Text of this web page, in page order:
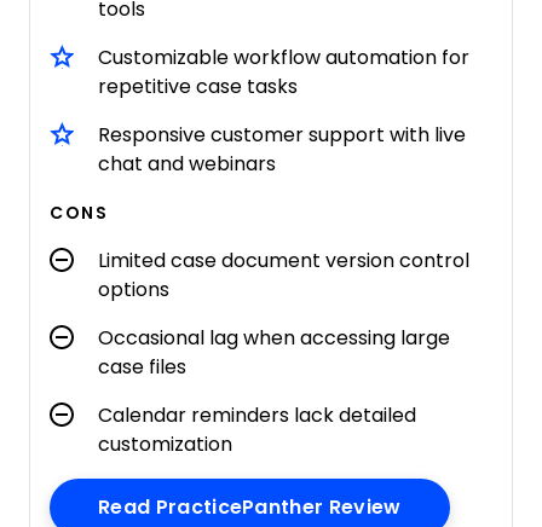
tools
Customizable workflow automation for
repetitive case tasks
Responsive customer support with live
chat and webinars
CONS
Limited case document version control
options
Occasional lag when accessing large
case files
Calendar reminders lack detailed
customization
Read PracticePanther ReviewOpens New